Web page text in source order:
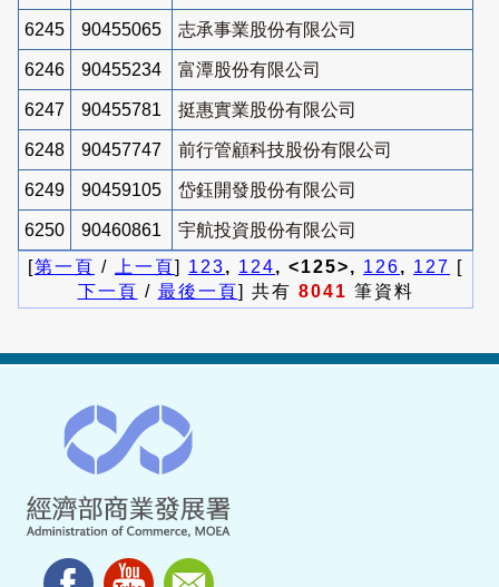
6245 90455065 志承事業股份有限公司
6246 90455234 富潭股份有限公司
6247 90455781 挺惠實業股份有限公司
6248 90457747 前行管顧科技股份有限公司
6249 90459105 岱鈺開發股份有限公司
6250 90460861
宇航投資股份有限公司
[第一頁 / 上一頁] 123, 124, <125>, 126, 127 [
下一頁 / 最後一頁] 共有 8041 筆資料